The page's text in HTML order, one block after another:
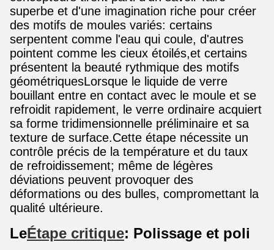
superbe et d'une imagination riche pour créer
des motifs de moules variés: certains
serpentent comme l'eau qui coule, d'autres
pointent comme les cieux étoilés,et certains
présentent la beauté rythmique des motifs
géométriquesLorsque le liquide de verre
bouillant entre en contact avec le moule et se
refroidit rapidement, le verre ordinaire acquiert
sa forme tridimensionnelle préliminaire et sa
texture de surface.Cette étape nécessite un
contrôle précis de la température et du taux
de refroidissement; même de légères
déviations peuvent provoquer des
déformations ou des bulles, compromettant la
qualité ultérieure.
LeÉtape critique: Polissage et poli